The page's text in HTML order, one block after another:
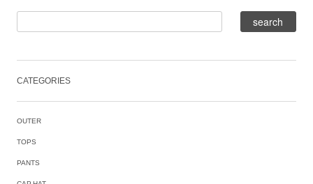
CATEGORIES
OUTER
TOPS
PANTS